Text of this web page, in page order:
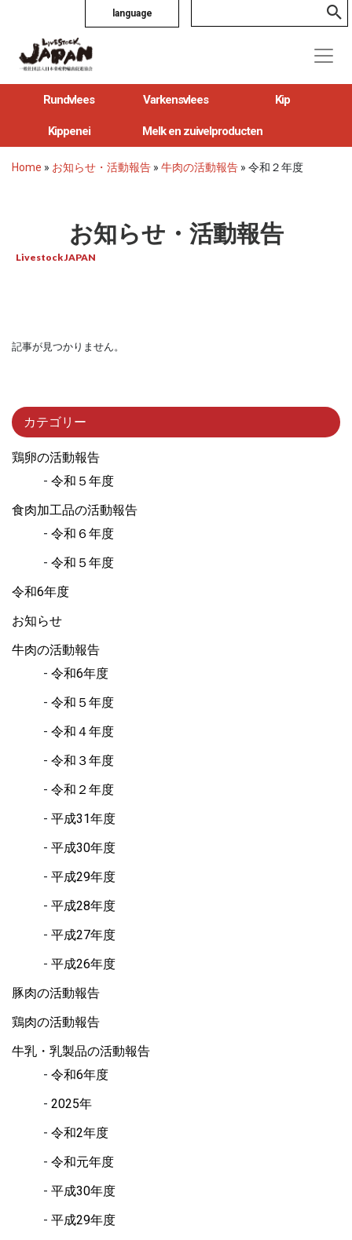
language
Rundvlees Varkensvlees Kip
Kippenei Melk en zuivelproducten
Home » お知らせ・活動報告 » 牛肉の活動報告 » 令和２年度
お知らせ・活動報告
Livestock JAPAN
記事が見つかりません。
カテゴリー
鶏卵の活動報告
令和５年度
食肉加工品の活動報告
令和６年度
令和５年度
令和6年度
お知らせ
牛肉の活動報告
令和6年度
令和５年度
令和４年度
令和３年度
令和２年度
平成31年度
平成30年度
平成29年度
平成28年度
平成27年度
平成26年度
豚肉の活動報告
鶏肉の活動報告
牛乳・乳製品の活動報告
令和6年度
2025年
令和2年度
令和元年度
平成30年度
平成29年度